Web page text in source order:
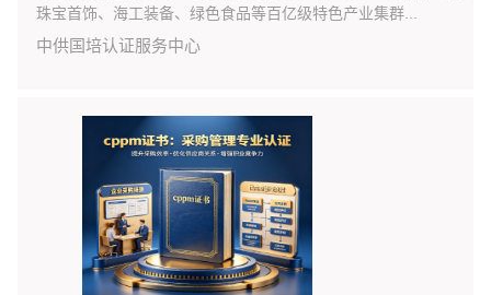
珠宝首饰、海工装备、绿色食品等百亿级特色产业集群...
中供国培认证服务中心